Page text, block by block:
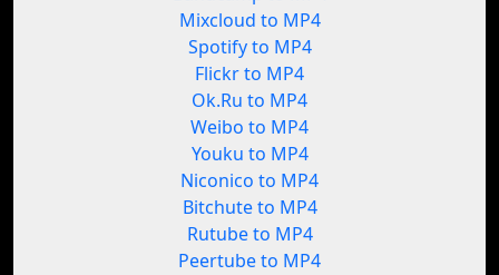
Mixcloud to MP4
Spotify to MP4
Flickr to MP4
Ok.Ru to MP4
Weibo to MP4
Youku to MP4
Niconico to MP4
Bitchute to MP4
Rutube to MP4
Peertube to MP4